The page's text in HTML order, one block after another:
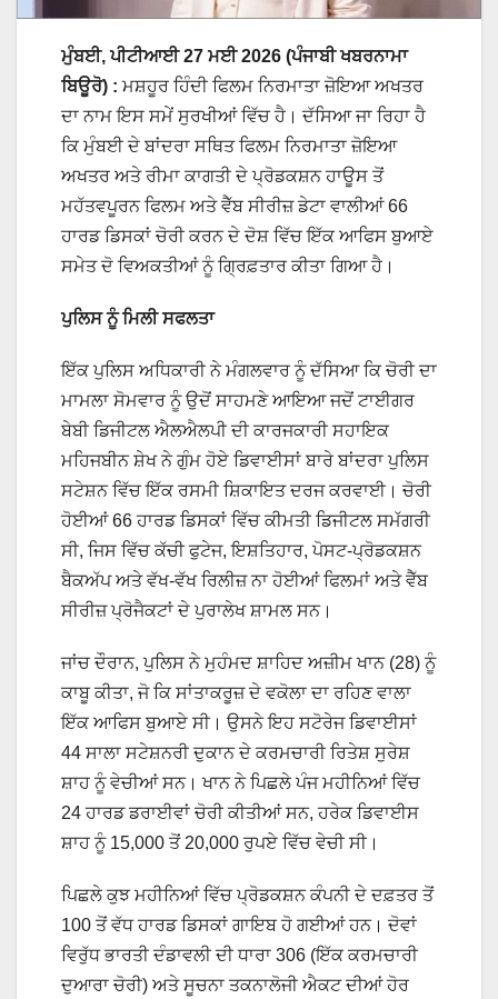
ਮੁੰਬਈ, ਪੀਟੀਆਈ 27 ਮਈ 2026 (ਪੰਜਾਬੀ ਖਬਰਨਾਮਾ
ਬਿਊਰੋ) : ਮਸ਼ਹੂਰ ਹਿੰਦੀ ਫਿਲਮ ਨਿਰਮਾਤਾ ਜ਼ੋਇਆ ਅਖਤਰ
ਦਾ ਨਾਮ ਇਸ ਸਮੇਂ ਸੁਰਖੀਆਂ ਵਿੱਚ ਹੈ। ਦੱਸਿਆ ਜਾ ਰਿਹਾ ਹੈ
ਕਿ ਮੁੰਬਈ ਦੇ ਬਾਂਦਰਾ ਸਥਿਤ ਫਿਲਮ ਨਿਰਮਾਤਾ ਜ਼ੋਇਆ
ਅਖਤਰ ਅਤੇ ਰੀਮਾ ਕਾਗਤੀ ਦੇ ਪ੍ਰੋਡਕਸ਼ਨ ਹਾਊਸ ਤੋਂ
ਮਹੱਤਵਪੂਰਨ ਫਿਲਮ ਅਤੇ ਵੈੱਬ ਸੀਰੀਜ਼ ਡੇਟਾ ਵਾਲੀਆਂ 66
ਹਾਰਡ ਡਿਸਕਾਂ ਚੋਰੀ ਕਰਨ ਦੇ ਦੋਸ਼ ਵਿੱਚ ਇੱਕ ਆਫਿਸ ਬੁਆਏ
ਸਮੇਤ ਦੋ ਵਿਅਕਤੀਆਂ ਨੂੰ ਗ੍ਰਿਫ਼ਤਾਰ ਕੀਤਾ ਗਿਆ ਹੈ।
ਪੁਲਿਸ ਨੂੰ ਮਿਲੀ ਸਫਲਤਾ
ਇੱਕ ਪੁਲਿਸ ਅਧਿਕਾਰੀ ਨੇ ਮੰਗਲਵਾਰ ਨੂੰ ਦੱਸਿਆ ਕਿ ਚੋਰੀ ਦਾ
ਮਾਮਲਾ ਸੋਮਵਾਰ ਨੂੰ ਉਦੋਂ ਸਾਹਮਣੇ ਆਇਆ ਜਦੋਂ ਟਾਈਗਰ
ਬੇਬੀ ਡਿਜੀਟਲ ਐਲਐਲਪੀ ਦੀ ਕਾਰਜਕਾਰੀ ਸਹਾਇਕ
ਮਹਿਜਬੀਨ ਸ਼ੇਖ ਨੇ ਗੁੰਮ ਹੋਏ ਡਿਵਾਈਸਾਂ ਬਾਰੇ ਬਾਂਦਰਾ ਪੁਲਿਸ
ਸਟੇਸ਼ਨ ਵਿੱਚ ਇੱਕ ਰਸਮੀ ਸ਼ਿਕਾਇਤ ਦਰਜ ਕਰਵਾਈ। ਚੋਰੀ
ਹੋਈਆਂ 66 ਹਾਰਡ ਡਿਸਕਾਂ ਵਿੱਚ ਕੀਮਤੀ ਡਿਜੀਟਲ ਸਮੱਗਰੀ
ਸੀ, ਜਿਸ ਵਿੱਚ ਕੱਚੀ ਫੁਟੇਜ, ਇਸ਼ਤਿਹਾਰ, ਪੋਸਟ-ਪ੍ਰੋਡਕਸ਼ਨ
ਬੈਕਅੱਪ ਅਤੇ ਵੱਖ-ਵੱਖ ਰਿਲੀਜ਼ ਨਾ ਹੋਈਆਂ ਫਿਲਮਾਂ ਅਤੇ ਵੈੱਬ
ਸੀਰੀਜ਼ ਪ੍ਰੋਜੈਕਟਾਂ ਦੇ ਪੁਰਾਲੇਖ ਸ਼ਾਮਲ ਸਨ।
ਜਾਂਚ ਦੌਰਾਨ, ਪੁਲਿਸ ਨੇ ਮੁਹੰਮਦ ਸ਼ਾਹਿਦ ਅਜ਼ੀਮ ਖਾਨ (28) ਨੂੰ
ਕਾਬੂ ਕੀਤਾ, ਜੋ ਕਿ ਸਾਂਤਾਕਰੂਜ਼ ਦੇ ਵਕੋਲਾ ਦਾ ਰਹਿਣ ਵਾਲਾ
ਇੱਕ ਆਫਿਸ ਬੁਆਏ ਸੀ। ਉਸਨੇ ਇਹ ਸਟੋਰੇਜ ਡਿਵਾਈਸਾਂ
44 ਸਾਲਾ ਸਟੇਸ਼ਨਰੀ ਦੁਕਾਨ ਦੇ ਕਰਮਚਾਰੀ ਰਿਤੇਸ਼ ਸੁਰੇਸ਼
ਸ਼ਾਹ ਨੂੰ ਵੇਚੀਆਂ ਸਨ। ਖਾਨ ਨੇ ਪਿਛਲੇ ਪੰਜ ਮਹੀਨਿਆਂ ਵਿੱਚ
24 ਹਾਰਡ ਡਰਾਈਵਾਂ ਚੋਰੀ ਕੀਤੀਆਂ ਸਨ, ਹਰੇਕ ਡਿਵਾਈਸ
ਸ਼ਾਹ ਨੂੰ 15,000 ਤੋਂ 20,000 ਰੁਪਏ ਵਿੱਚ ਵੇਚੀ ਸੀ।
ਪਿਛਲੇ ਕੁਝ ਮਹੀਨਿਆਂ ਵਿੱਚ ਪ੍ਰੋਡਕਸ਼ਨ ਕੰਪਨੀ ਦੇ ਦਫ਼ਤਰ ਤੋਂ
100 ਤੋਂ ਵੱਧ ਹਾਰਡ ਡਿਸਕਾਂ ਗਾਇਬ ਹੋ ਗਈਆਂ ਹਨ। ਦੋਵਾਂ
ਵਿਰੁੱਧ ਭਾਰਤੀ ਦੰਡਾਵਲੀ ਦੀ ਧਾਰਾ 306 (ਇੱਕ ਕਰਮਚਾਰੀ
ਦੁਆਰਾ ਚੋਰੀ) ਅਤੇ ਸੂਚਨਾ ਤਕਨਾਲੋਜੀ ਐਕਟ ਦੀਆਂ ਹੋਰ